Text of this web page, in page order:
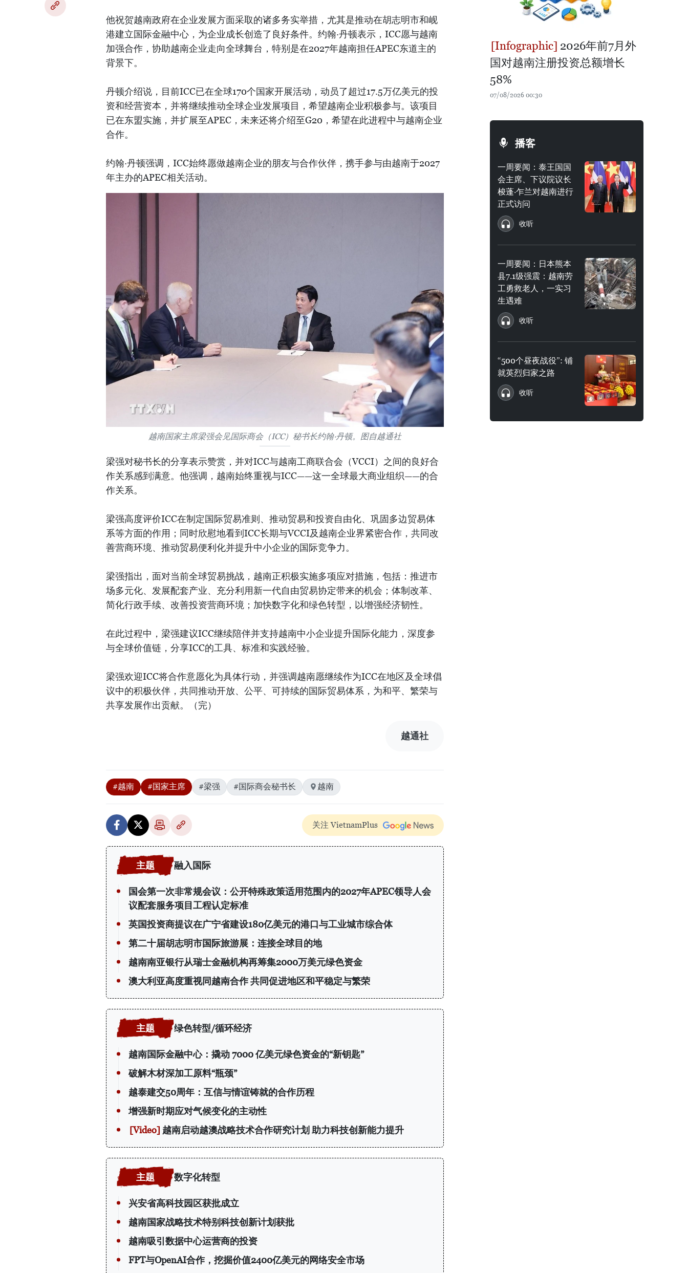
他祝贺越南政府在企业发展方面采取的诸多务实举措，尤其是推动在胡志明市和岘
港建立国际金融中心，为企业成长创造了良好条件。约翰·丹顿表示，ICC愿与越南
加强合作，协助越南企业走向全球舞台，特别是在2027年越南担任APEC东道主的
背景下。
丹顿介绍说，目前ICC已在全球170个国家开展活动，动员了超过17.5万亿美元的投
资和经营资本，并将继续推动全球企业发展项目，希望越南企业积极参与。该项目
已在东盟实施，并扩展至APEC，未来还将介绍至G20，希望在此进程中与越南企业
合作。
约翰·丹顿强调，ICC始终愿做越南企业的朋友与合作伙伴，携手参与由越南于2027
年主办的APEC相关活动。
越南国家主席梁强会见国际商会（ICC）秘书长约翰·丹顿。图自越通社
梁强对秘书长的分享表示赞赏，并对ICC与越南工商联合会（VCCI）之间的良好合
作关系感到满意。他强调，越南始终重视与ICC——这一全球最大商业组织——的合
作关系。
梁强高度评价ICC在制定国际贸易准则、推动贸易和投资自由化、巩固多边贸易体
系等方面的作用；同时欣慰地看到ICC长期与VCCI及越南企业界紧密合作，共同改
善营商环境、推动贸易便利化并提升中小企业的国际竞争力。
梁强指出，面对当前全球贸易挑战，越南正积极实施多项应对措施，包括：推进市
场多元化、发展配套产业、充分利用新一代自由贸易协定带来的机会；体制改革、
简化行政手续、改善投资营商环境；加快数字化和绿色转型，以增强经济韧性。
在此过程中，梁强建议ICC继续陪伴并支持越南中小企业提升国际化能力，深度参
与全球价值链，分享ICC的工具、标准和实践经验。
梁强欢迎ICC将合作意愿化为具体行动，并强调越南愿继续作为ICC在地区及全球倡
议中的积极伙伴，共同推动开放、公平、可持续的国际贸易体系，为和平、繁荣与
共享发展作出贡献。（完）
越通社
#越南 #国家主席 #梁强 #国际商会秘书长 越南
关注 VietnamPlus
融入国际
国会第一次非常规会议：公开特殊政策适用范围内的2027年APEC领导人会
议配套服务项目工程认定标准
英国投资商提议在广宁省建设180亿美元的港口与工业城市综合体
第二十届胡志明市国际旅游展：连接全球目的地
越南南亚银行从瑞士金融机构再筹集2000万美元绿色资金
澳大利亚高度重视同越南合作 共同促进地区和平稳定与繁荣
绿色转型/循环经济
越南国际金融中心：撬动 7000 亿美元绿色资金的“新钥匙”
破解木材深加工原料“瓶颈”
越泰建交50周年：互信与情谊铸就的合作历程
增强新时期应对气候变化的主动性
越南启动越澳战略技术合作研究计划 助力科技创新能力提升
数字化转型
兴安省高科技园区获批成立
越南国家战略技术特别科技创新计划获批
越南吸引数据中心运营商的投资
FPT与OpenAI合作，挖掘价值2400亿美元的网络安全市场
2026年前7月外
国对越南注册投资总额增长
58%
07/08/2026 00:30
播客
一周要闻：泰王国国
会主席、下议院议长
梭蓬·乍兰对越南进行
正式访问
收听
一周要闻：日本熊本
县7.1级强震：越南劳
工勇救老人，一实习
生遇难
收听
“500个昼夜战役”: 铺
就英烈归家之路
收听